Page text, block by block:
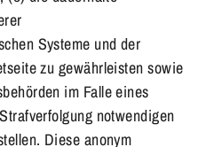
Systeme und der
zu gewährleisten sowie
im Falle eines
notwendigen
Diese anonym